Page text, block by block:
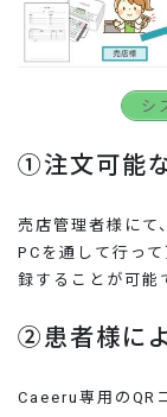
シ
①注文可能
売店管理者様にて
PCを通して行っ
録することが可能
②患者様に
Caeeru専用のQR